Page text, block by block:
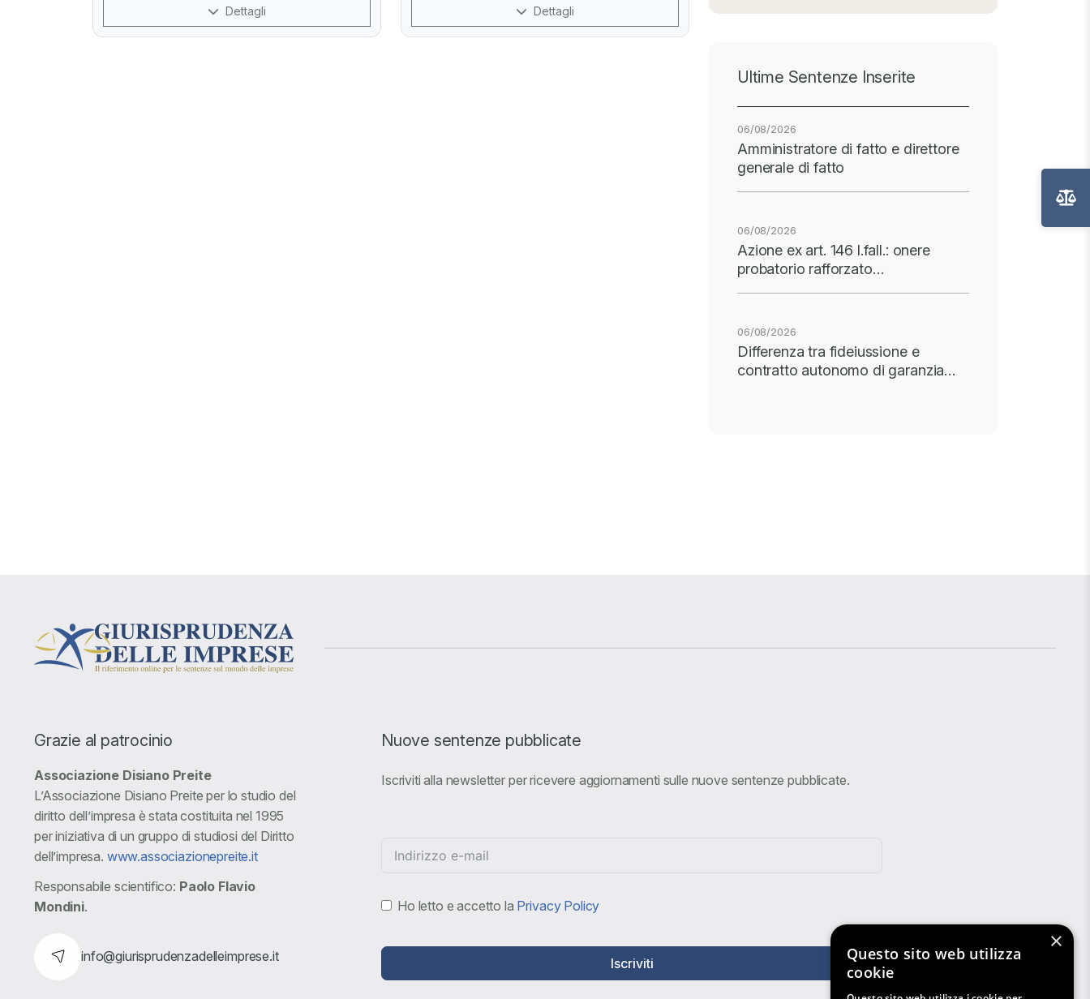
Ultime Sentenze Inserite
06/08/2026
Amministratore di fatto e direttore
generale di fatto
06/08/2026
Azione ex art. 146 l.fall.: onere
probatorio rafforzato…
06/08/2026
Differenza tra fideiussione e
contratto autonomo di garanzia…
Dettagli Dettagli
Grazie al patrocinio
Associazione Disiano Preite
L’Associazione Disiano Preite per lo studio del
diritto dell’impresa è stata costituita nel 1995
per iniziativa di un gruppo di studiosi del Diritto
dell’impresa. www.associazionepreite.it
Responsabile scientifico: Paolo Flavio
Mondini.
info@giurisprudenzadelleimprese.it
Nuove sentenze pubblicate
Iscriviti alla newsletter per ricevere aggiornamenti sulle nuove sentenze pubblicate.
Ho letto e accetto la Privacy Policy
Iscriviti
×
Questo sito web utilizza
cookie